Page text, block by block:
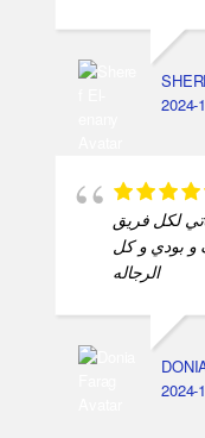
2024-
لكل فريق
و بودي و كل
الرجاله
2024-